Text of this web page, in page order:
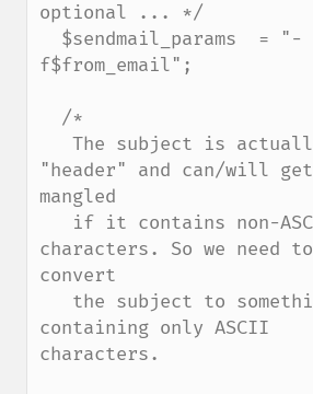
optional ... */
f$from_email";
"header" and can/will get
mangled
characters. So we need to
convert
containing only ASCII
characters.